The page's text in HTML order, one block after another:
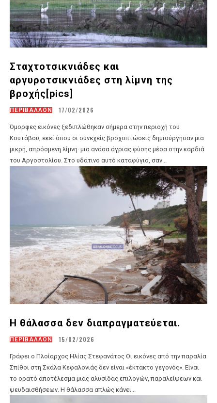
Σταχτοτσικνιάδες και
αργυροτσικνιάδες στη λίμνη της
βροχής[pics]
ΠΕΡΙΒΑΛΛΟΝ 17/02/2026
Όμορφες εικόνες ξεδιπλώθηκαν σήμερα στην περιοχή του
Κουτάβου, εκεί όπου οι συνεχείς βροχοπτώσεις δημιούργησαν μια
μικρή, απρόσμενη λίμνη∙ μια ανάσα άγριας φύσης μέσα στην καρδιά
του Αργοστολίου. Στο υδάτινο αυτό καταφύγιο, σαν...
Η θάλασσα δεν διαπραγματεύεται.
ΠΕΡΙΒΑΛΛΟΝ 15/02/2026
Γράφει ο Πλοίαρχος Ηλίας Στεφανάτος Οι εικόνες από την παραλία
Σπίθοι στη Σκάλα Κεφαλονιάς δεν είναι «έκτακτο γεγονός». Είναι
το ορατό αποτέλεσμα μιας αλυσίδας επιλογών, παραλείψεων και
ψευδαισθήσεων. Η θάλασσα απλώς κάνει...